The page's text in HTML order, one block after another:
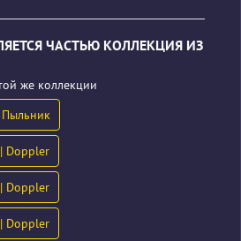
ЧАСТЬЮ КОЛЛЕКЦИЯ ИЗ
же коллекции
Doppler
Doppler
Doppler